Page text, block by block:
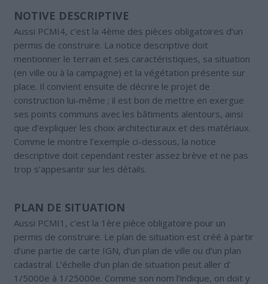
NOTIVE DESCRIPTIVE
Aussi PCMI4, c’est la 4ème des pièces obligatoires d’un
permis de construire. La notice descriptive doit
mentionner le terrain et ses caractéristiques, sa situation
(en ville ou à la campagne) et la végétation présente sur
place. Il convient ensuite de décrire le projet de
construction lui-même ; il est bon de mettre en exergue
ses points communs avec les bâtiments alentours, ainsi
que d’expliquer les choix architecturaux et des matériaux.
Comme le montre l’exemple ci-dessous, la notice
descriptive doit cependant rester assez brève et ne pas
trop s’appesantir sur les détails.
PLAN DE SITUATION
Aussi PCMI1, c’est la 1ère pièce obligatoire pour un
permis de construire. Le plan de situation est créé à partir
d’une partie de carte IGN, d’un plan de ville ou d’un plan
cadastral. L’échelle d’un plan de situation peut aller d’
1/5000e à 1/25000e. Comme son nom l’indique, on doit y